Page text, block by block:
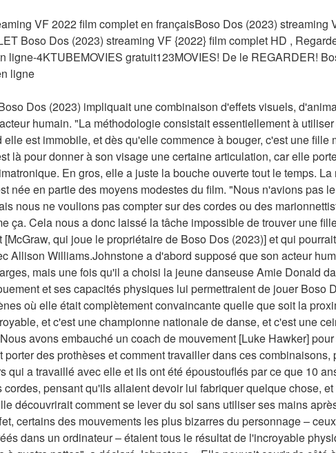
VF 2022 film complet en françaisBoso Dos (2023) streaming
Boso Dos (2023) streaming VF {2022} film complet HD ,
ligne-4KTUBEMOVIES gratuit123MOVIES! De le REGARDER!
ligne
Dos (2023) impliquait une combinaison d'effets visuels,
humain. "La méthodologie consistait essentiellement à
est immobile, et dès qu'elle commence à bouger, c'est une fille
là pour donner à son visage une certaine articulation, car elle
En gros, elle a juste la bouche ouverte tout le temps.
née en partie des moyens modestes du film. "Nous n'avions pas
nous ne voulions pas compter sur des cordes ou des
ça. Cela nous a donc laissé la tâche impossible de trouver une
qui joue le propriétaire de Boso Dos (2023)] et qui
Allison Williams.Johnstone a d'abord supposé que son acteur
mais une fois qu'il a choisi la jeune danseuse Amie Donald
et ses capacités physiques lui permettraient de jouer Boso
où elle était complètement convaincante quelle que soit la
et c'est une championne nationale de danse, et c'est une
avons embauché un coach de mouvement [Luke Hawker]
porter des prothèses et comment travailler dans ces
qui a travaillé avec elle et ils ont été époustouflés par ce que 10
cordes, pensant qu'ils allaient devoir lui fabriquer quelque chose,
découvrirait comment se lever du sol sans utiliser ses mains
certains des mouvements les plus bizarres du personnage –
dans un ordinateur – étaient tous le résultat de l'incroyable